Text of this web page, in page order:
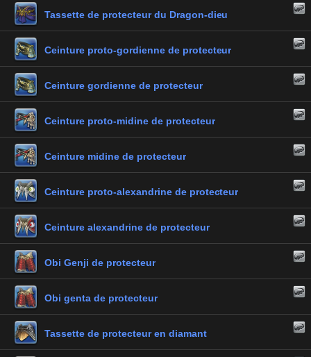
Tassette de protecteur du Dragon-dieu
Ceinture proto-gordienne de protecteur
Ceinture gordienne de protecteur
Ceinture proto-midine de protecteur
Ceinture midine de protecteur
Ceinture proto-alexandrine de protecteur
Ceinture alexandrine de protecteur
Obi Genji de protecteur
Obi genta de protecteur
Tassette de protecteur en diamant